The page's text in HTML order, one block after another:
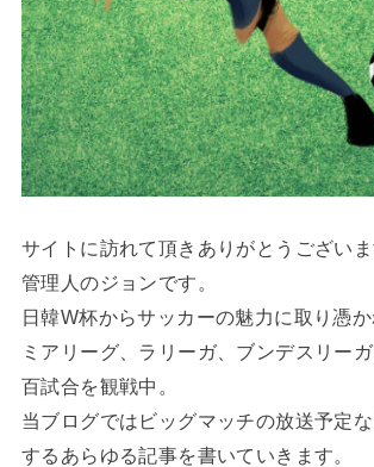
サイトに訪れて頂きありがとうございま
管理人のジョンです。
日韓W杯からサッカーの魅力に取り憑
ミアリーグ、ラリーガ、ブンデスリー
百試合を観戦中。
当ブログではビッグマッチの放送予定
するあらゆる記事を書いていきます。